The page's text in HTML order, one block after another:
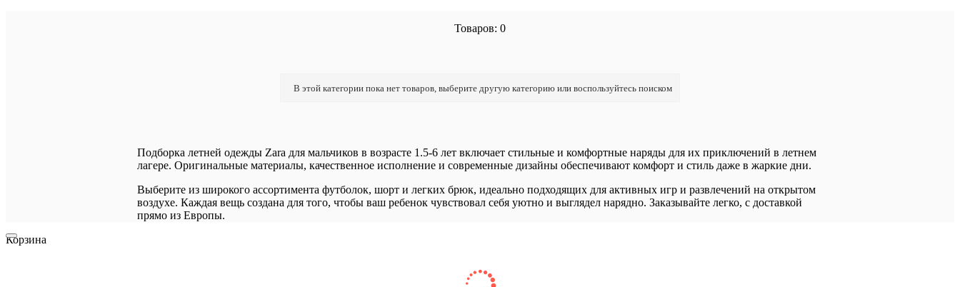
Товаров: 0
В этой категории пока нет товаров, выберите другую категорию или воспользуйтесь поиском
Подборка летней одежды Zara для мальчиков в возрасте 1.5-6 лет включает стильные и комфортные наряды для их приключений в летнем
лагере. Оригинальные материалы, качественное исполнение и современные дизайны обеспечивают комфорт и стиль даже в жаркие дни.
Выберите из широкого ассортимента футболок, шорт и легких брюк, идеально подходящих для активных игр и развлечений на открытом
воздухе. Каждая вещь создана для того, чтобы ваш ребенок чувствовал себя уютно и выглядел нарядно. Заказывайте легко, с доставкой
прямо из Европы.
Корзина